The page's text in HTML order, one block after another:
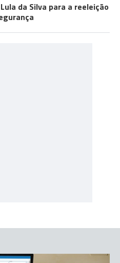
da Silva para a reeleição